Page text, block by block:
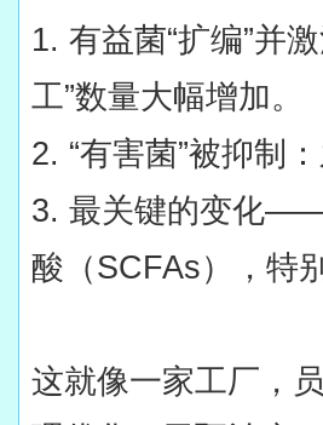
1. 有益菌“扩编”并
工”数量大幅增加。
2. “有害菌”被抑制
3. 最关键的变化
酸（SCFAs），特
这就像一家工厂，